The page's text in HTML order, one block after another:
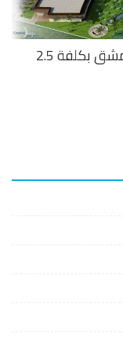
منح رخصة تشييد لمجمع سياحي بريف دمشق بكلفة 2.5